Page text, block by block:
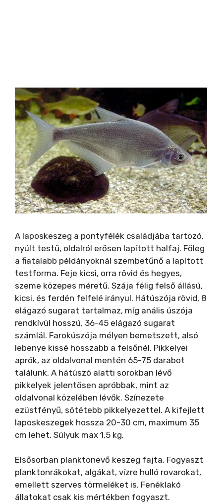
A laposkeszeg a pontyfélék családjába tartozó,
nyúlt testű, oldalról erősen lapított halfaj. Főleg
a fiatalabb példányoknál szembetűnő a lapított
testforma. Feje kicsi, orra rövid és hegyes,
szeme közepes méretű. Szája félig felső állású,
kicsi, és ferdén felfelé irányul. Hátúszója rövid, 8
elágazó sugarat tartalmaz, míg anális úszója
rendkívül hosszú, 36-45 elágazó sugarat
számlál. Farokúszója mélyen bemetszett, alsó
lebenye kissé hosszabb a felsőnél. Pikkelyei
aprók, az oldalvonal mentén 65-75 darabot
találunk. A hátúszó alatti sorokban lévő
pikkelyek jelentősen apróbbak, mint az
oldalvonal közelében lévők. Színezete
ezüstfényű, sötétebb pikkelyezettel. A kifejlett
laposkeszegek hossza 20-30 cm, maximum 35
cm lehet. Súlyuk max 1,5 kg.
Elsősorban planktonevő keszeg fajta. Fogyaszt
planktonrákokat, algákat, vízre hulló rovarokat,
emellett szerves törmeléket is. Fenéklakó
állatokat csak kis mértékben fogyaszt.